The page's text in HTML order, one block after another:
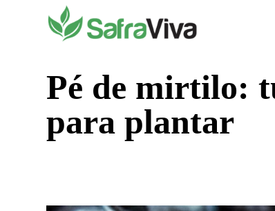
Pé de mirtilo:
para plantar